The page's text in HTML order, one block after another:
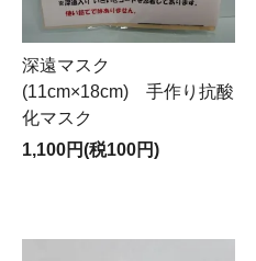
深遠マスク
(11cm×18cm) 手作り抗酸
化マスク
1,100円(税100円)